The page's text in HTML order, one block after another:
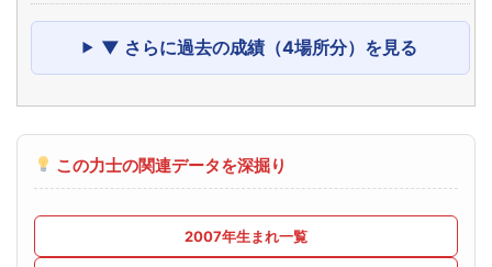
▼ さらに過去の成績（4場所分）を見る
この力士の関連データを深掘り
2007年生まれ一覧